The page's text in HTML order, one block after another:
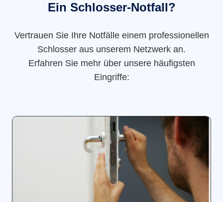
Ein Schlosser-Notfall?
Vertrauen Sie Ihre Notfälle einem professionellen
Schlosser aus unserem Netzwerk an.
Erfahren Sie mehr über unsere häufigsten
Eingriffe: